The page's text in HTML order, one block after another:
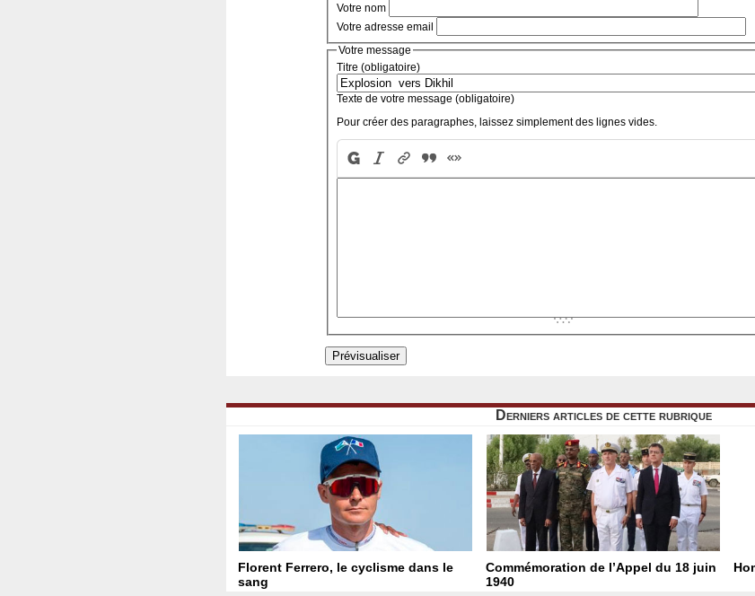
Votre nom
Votre adresse email
Votre message
Titre (obligatoire)
Texte de votre message (obligatoire)
Pour créer des paragraphes, laissez simplement des lignes vides.
Derniers articles de cette rubrique
Florent Ferrero, le cyclisme dans le
sang
Commémoration de l’Appel du 18 juin
1940